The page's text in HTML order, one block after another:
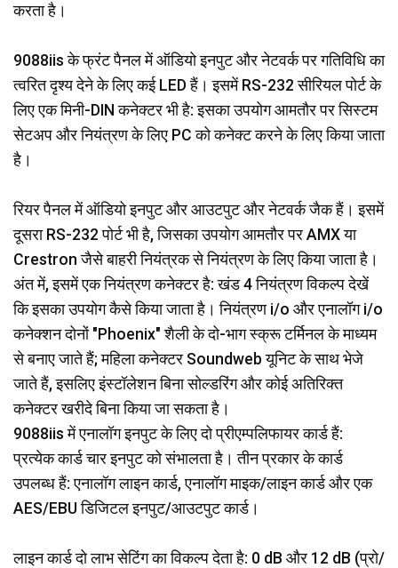
करता है।
9088iis के फ्रंट पैनल में ऑडियो इनपुट और नेटवर्क पर गतिविधि का
त्वरित दृश्य देने के लिए कई LED हैं। इसमें RS-232 सीरियल पोर्ट के
लिए एक मिनी-DIN कनेक्टर भी है: इसका उपयोग आमतौर पर सिस्टम
सेटअप और नियंत्रण के लिए PC को कनेक्ट करने के लिए किया जाता
है।
रियर पैनल में ऑडियो इनपुट और आउटपुट और नेटवर्क जैक हैं। इसमें
दूसरा RS-232 पोर्ट भी है, जिसका उपयोग आमतौर पर AMX या
Crestron जैसे बाहरी नियंत्रक से नियंत्रण के लिए किया जाता है।
अंत में, इसमें एक नियंत्रण कनेक्टर है: खंड 4 नियंत्रण विकल्प देखें
कि इसका उपयोग कैसे किया जाता है। नियंत्रण i/o और एनालॉग i/o
कनेक्शन दोनों "Phoenix" शैली के दो-भाग स्क्रू टर्मिनल के माध्यम
से बनाए जाते हैं; महिला कनेक्टर Soundweb यूनिट के साथ भेजे
जाते हैं, इसलिए इंस्टॉलेशन बिना सोल्डरिंग और कोई अतिरिक्त
कनेक्टर खरीदे बिना किया जा सकता है।
9088iis में एनालॉग इनपुट के लिए दो प्रीएम्पलिफायर कार्ड हैं:
प्रत्येक कार्ड चार इनपुट को संभालता है। तीन प्रकार के कार्ड
उपलब्ध हैं: एनालॉग लाइन कार्ड, एनालॉग माइक/लाइन कार्ड और एक
AES/EBU डिजिटल इनपुट/आउटपुट कार्ड।
लाइन कार्ड दो लाभ सेटिंग का विकल्प देता है: 0 dB और 12 dB (प्रो/